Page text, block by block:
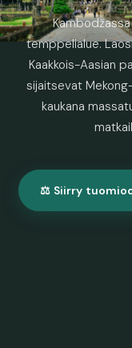
Kambodžassa
temppelialue.
Kaakkois-Aasian
sijaitsevat
kaukana
⚖️ Siirry